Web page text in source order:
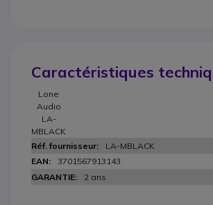
Caractéristiques
Lone
Audio
LA-
MBLACK
LA-MBLACK
3701567913143
2 ans